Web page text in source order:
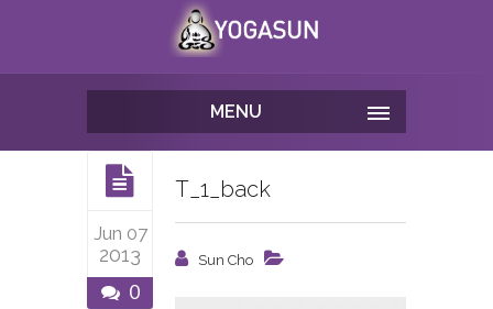
MENU
Jun 07
2013
0
T_1_back
Sun Cho